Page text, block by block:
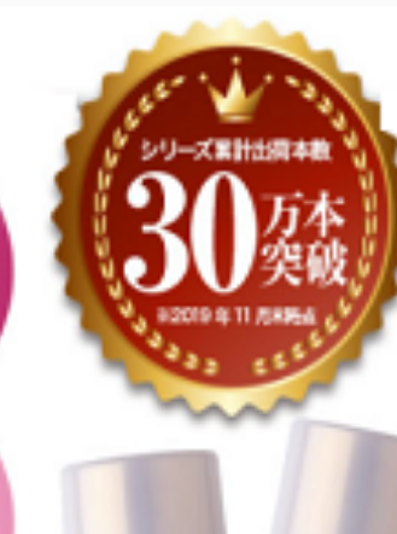
アレルギー起こします。 ②手触りは
リンスみたいです。 ③匂いは、髪染
めの匂いです。 ④アンダーヘアーは
短くしなくても大丈夫ですが、出来
れば、なるべく2センチくらいが良
いかと思います。 ⑤ほとんどチクチ
ク感は有りません。 ⑥時間経ちまし
たらガーゼとかと書いてますが、自
分は100均のクイックルワイパー使
用しました。 ⑦擦るように毛を撫で
ていくと、面白いほど取れていきま
チャップアッ
のサポートが
髪診断士に頭
1.3 日経
育毛剤とし
１％が満足し
永久全額返
チャップアッ
1.6 サプリメ
プー成分表
ャップアップ